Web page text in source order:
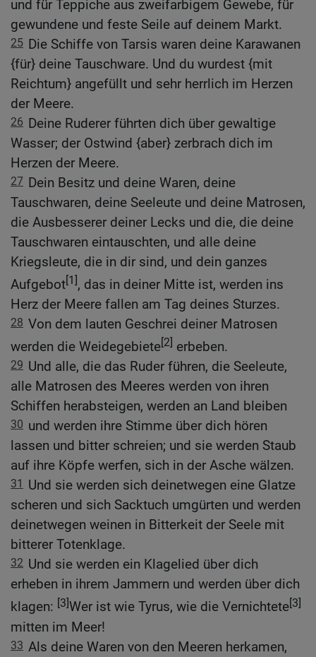
und für Teppiche aus zweifarbigem Gewebe, für
gewundene und feste Seile auf deinem Markt.
25 Die Schiffe von Tarsis waren deine Karawanen
{für} deine Tauschware. Und du wurdest {mit
Reichtum} angefüllt und sehr herrlich im Herzen
der Meere.
26 Deine Ruderer führten dich über gewaltige
Wasser; der Ostwind {aber} zerbrach dich im
Herzen der Meere.
27 Dein Besitz und deine Waren, deine
Tauschwaren, deine Seeleute und deine Matrosen,
die Ausbesserer deiner Lecks und die, die deine
Tauschwaren eintauschten, und alle deine
Kriegsleute, die in dir sind, und dein ganzes
Aufgebot[1], das in deiner Mitte ist, werden ins
Herz der Meere fallen am Tag deines Sturzes.
28 Von dem lauten Geschrei deiner Matrosen
werden die Weidegebiete[2] erbeben.
29 Und alle, die das Ruder führen, die Seeleute,
alle Matrosen des Meeres werden von ihren
Schiffen herabsteigen, werden an Land bleiben
30 und werden ihre Stimme über dich hören
lassen und bitter schreien; und sie werden Staub
auf ihre Köpfe werfen, sich in der Asche wälzen.
31
Und sie werden sich deinetwegen eine Glatze
scheren und sich Sacktuch umgürten und werden
deinetwegen weinen in Bitterkeit der Seele mit
bitterer Totenklage.
32 Und sie werden ein Klagelied über dich
erheben in ihrem Jammern und werden über dich
klagen: [3]Wer ist wie Tyrus, wie die Vernichtete[3]
mitten im Meer!
33 Als deine Waren von den Meeren herkamen,